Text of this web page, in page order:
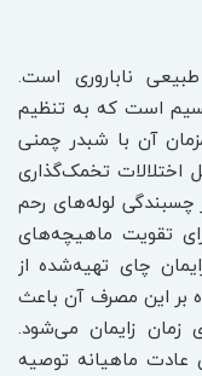
ناباروری است.
است که به تنظیم
آن با شبدر چمنی
اختلالات تخمک‌گذاری
چسبندگی لوله‌های رحم
تقویت ماهیچه‌های
چای تهیه‌شده از
بر این مصرف آن باعث
زایمان می‌شود.
ماهیانه توصیه